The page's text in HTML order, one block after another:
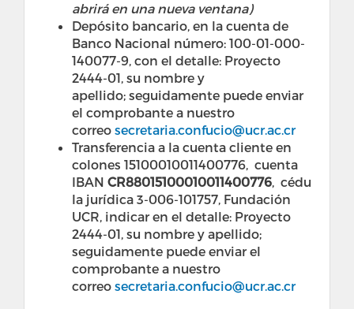
abrirá en una nueva ventana)
Depósito bancario, en la cuenta de
Banco Nacional número: 100-01-000-
140077-9, con el detalle: Proyecto
2444-01, su nombre y
apellido; seguidamente puede enviar
el comprobante a nuestro
correo secretaria.confucio@ucr.ac.cr
Transferencia a la cuenta cliente en
colones 15100010011400776, cuenta
IBAN CR88015100010011400776, cédu
la jurídica 3-006-101757, Fundación
UCR, indicar en el detalle: Proyecto
2444-01, su nombre y apellido;
seguidamente puede enviar el
comprobante a nuestro
correo secretaria.confucio@ucr.ac.cr